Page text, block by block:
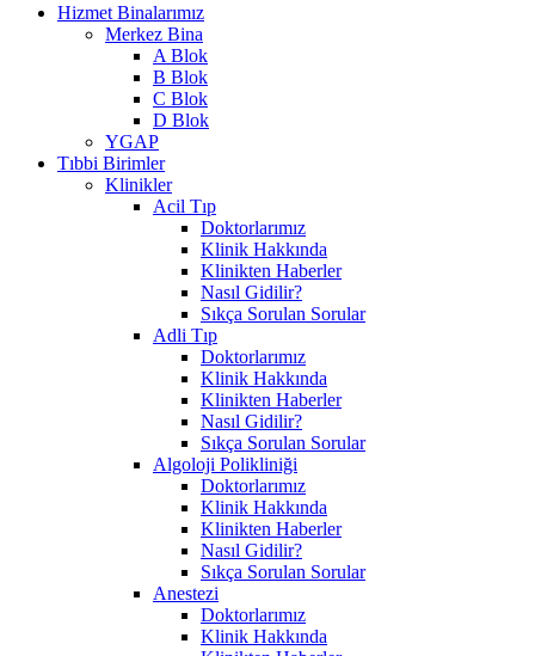
Hizmet Binalarımız
Merkez Bina
A Blok
B Blok
C Blok
D Blok
YGAP
Tıbbi Birimler
Klinikler
Acil Tıp
Doktorlarımız
Klinik Hakkında
Klinikten Haberler
Nasıl Gidilir?
Sıkça Sorulan Sorular
Adli Tıp
Doktorlarımız
Klinik Hakkında
Klinikten Haberler
Nasıl Gidilir?
Sıkça Sorulan Sorular
Algoloji Polikliniği
Doktorlarımız
Klinik Hakkında
Klinikten Haberler
Nasıl Gidilir?
Sıkça Sorulan Sorular
Anestezi
Doktorlarımız
Klinik Hakkında